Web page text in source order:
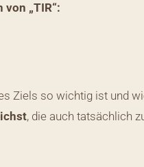
„TIR“:
Ziels so wichtig ist und
, die auch tatsächlich